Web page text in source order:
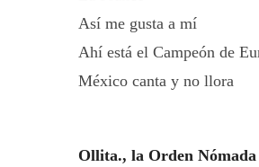
Así me gusta a mí
Ahí está el Campeón de
México canta y no llora
Ollita., la Orden